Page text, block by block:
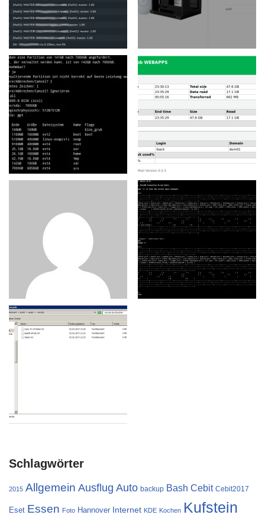
Schlagwörter
2015 Allgemein Ausflug Auto backup Bash Cebit Cebit2017
Eset Essen Foto Hannover Internet KDE Kochen Kufstein